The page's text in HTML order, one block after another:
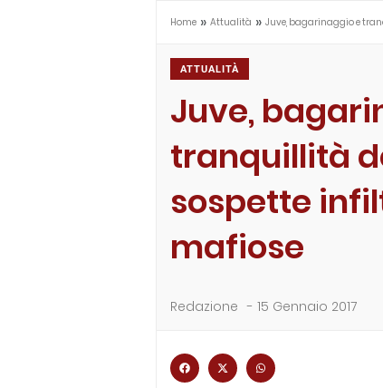
Home » Attualità » Juve, bagarinaggio e
ATTUALITÀ
Juve,
tranquillità
sospette
mafiose
Redazione - 15 Gennaio 2017